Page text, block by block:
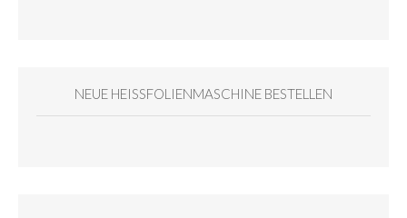
NEUE HEISSFOLIENMASCHINE BESTELLEN